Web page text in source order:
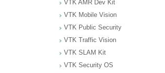
VTK AMR Dev Kit
VTK Mobile Vision
VTK Public Security
VTK Traffic Vision
VTK SLAM Kit
VTK Security OS